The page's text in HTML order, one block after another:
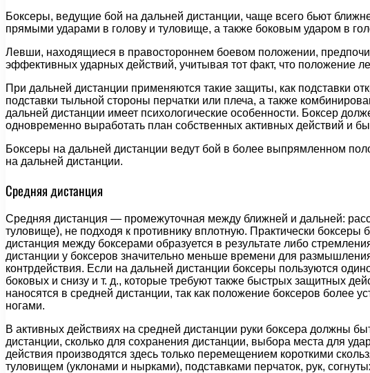
Боксеры, ведущие бой на дальней дистанции, чаще всего бьют
прямыми ударами в голову и туловище, а также боковым ударом в
Левши, находящиеся в правостороннем боевом положении,
эффективных ударных действий, учитывая тот факт, что положение
При дальней дистанции применяются такие защиты, как подставки
подставки тыльной стороны перчатки или плеча, а также
дальней дистанции имеет психологические особенности. Боксер
одновременно выработать план собственных активных действий и
Боксеры на дальней дистанции ведут бой в более выпрямленном
на дальней дистанции.
Средняя дистанция
Средняя дистанция — промежуточная между ближней и дальней:
туловище), не подходя к противнику вплотную. Практически
дистанция между боксерами образуется в результате либо
дистанции у боксеров значительно меньше времени для
контрдействия. Если на дальней дистанции боксеры пользуются
боковых и снизу и т. д., которые требуют также быстрых защитных
наносятся в средней дистанции, так как положение боксеров
ногами.
В активных действиях на средней дистанции руки боксера должны
дистанции, сколько для сохранения дистанции, выбора места для
действия производятся здесь только перемещением короткими
туловищем (уклонами и нырками), подставками перчаток, рук,